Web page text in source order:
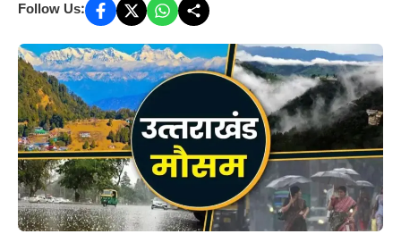
Follow Us: